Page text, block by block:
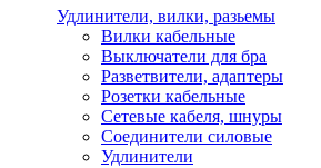
Удлинители, вилки, разьемы
Вилки кабельные
Выключатели для бра
Разветвители, адаптеры
Розетки кабельные
Сетевые кабеля, шнуры
Соединители силовые
Удлинители